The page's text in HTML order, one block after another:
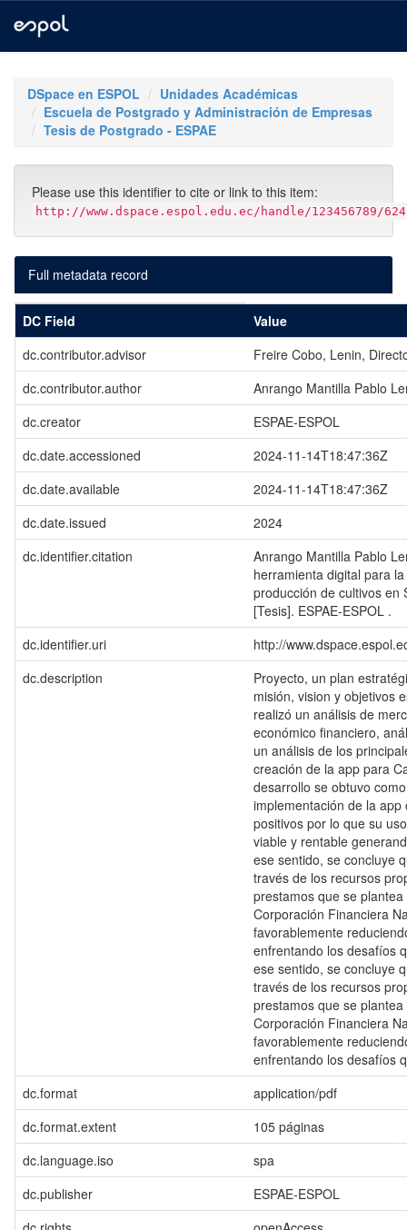
navigationDSpace en ESPOL
Unidades Académicas
Escuela de Postgrado y Administración de Empresas
Tesis de Postgrado - ESPAE
Please use this identifier to cite or link to this item:
http://www.dspace.espol.edu.ec/handle/123456789/
Full metadata record
DC Field
Value
dc.contributor.advisor
Freire Cobo, Lenin,
dc.contributor.author
Anrango Mantilla Pablo
dc.creator
ESPAE-ESPOL
dc.date.accessioned
2024-11-14T18:47:36Z
dc.date.available
2024-11-14T18:47:36Z
dc.date.issued
2024
dc.identifier.citation
Anrango Mantilla Pablo
herramienta digital para
producción de cultivos en
[Tesis]. ESPAE-ESPOL .
dc.identifier.uri
http://
dc.description
Proyecto, un plan
misión, vision y objetivos
realizó un análisis de
económico financiero,
un análisis de los
creación de la app para
desarrollo se obtuvo
implementación de la app
positivos por lo que su
viable y rentable
ese sentido, se concluye
través de los recursos
prestamos que se
Corporación Financiera
favorablemente
enfrentando los desafíos
ese sentido, se concluye
través de los recursos
prestamos que se
Corporación Financiera
favorablemente
enfrentando los desafíos
dc.format
application/pdf
dc.format.extent
105 páginas
dc.language.iso
spa
dc.publisher
ESPAE-ESPOL